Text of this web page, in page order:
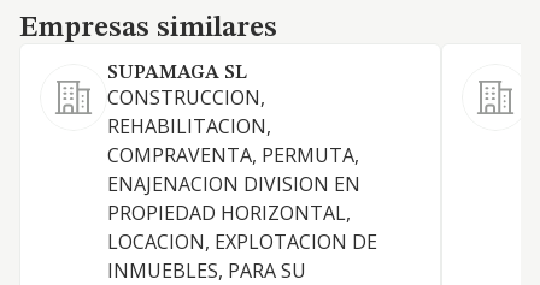
Empresas similares
Empresas similares
SUPAMAGA SL
CONSTRUCCION,
REHABILITACION,
COMPRAVENTA, PERMUTA,
ENAJENACION DIVISION EN
PROPIEDAD HORIZONTAL,
LOCACION, EXPLOTACION DE
INMUEBLES, PARA SU